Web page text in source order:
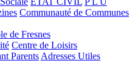
Communauté de Communes
de Fresnes
Centre de Loisirs
Parents Adresses Utiles